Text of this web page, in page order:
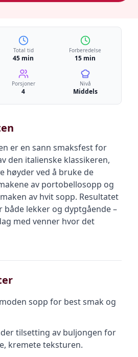
Total tid
45 min
Forberedelse
15 min
Porsjoner
4
Nivå
Middels
er en sann smaksfest for
den italienske klassikeren,
høyder ved å bruke de
av portobellosopp og
av hvit sopp. Resultatet
både lekker og dyptgående –
med venner hvor det
sopp for best smak og
tilsetting av buljongen for
kremete teksturen.